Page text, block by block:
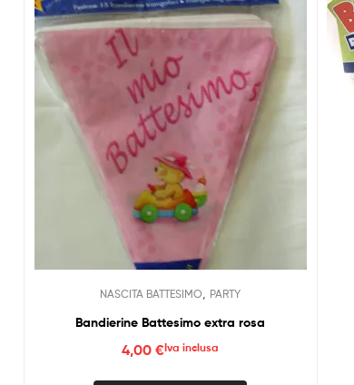
NASCITA BATTESIMO PARTY
Bandierine Battesimo extra rosa
4,00€Iva inclusa